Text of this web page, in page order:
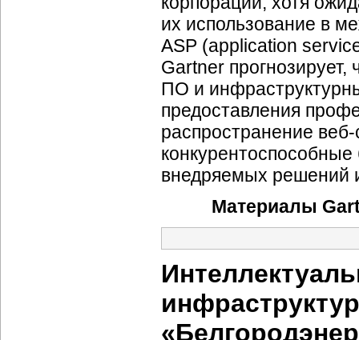
их использование в
ASP (application
Gartner прогнозирует,
ПО и
предоставления
распространение
конкурентоспособные
внедряемых решений
Материалы